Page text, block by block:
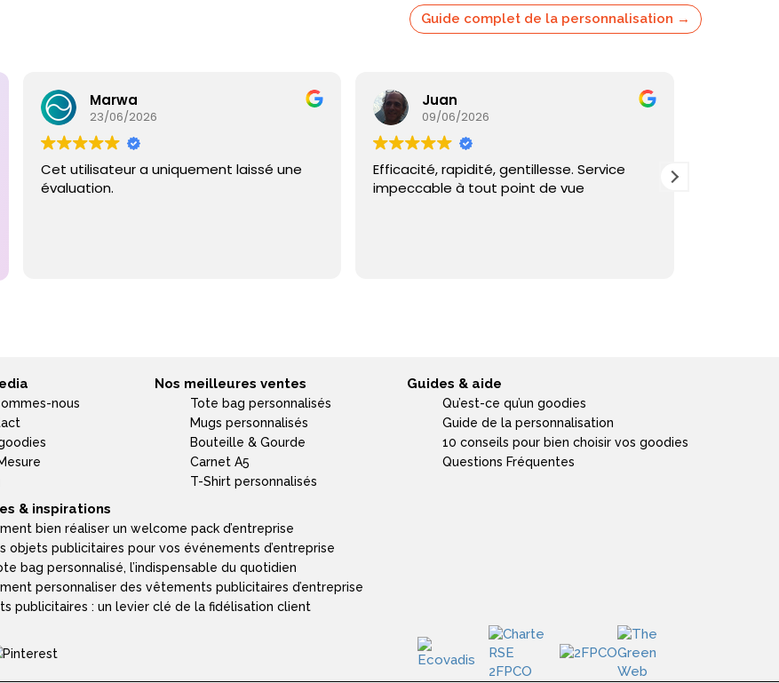
Guide complet de la personnalisation →
Marwa
23/06/2026
Cet utilisateur a uniquement laissé une
évaluation.
Juan
09/06/2026
Efficacité, rapidité, gentillesse. Service
impeccable à tout point de vue
nous
Nos meilleures ventes
Tote bag personnalisés
Mugs personnalisés
Bouteille & Gourde
Carnet A5
T-Shirt personnalisés
Guides & aide
Qu’est-ce qu’un goodies
Guide de la personnalisation
10 conseils pour bien choisir vos goodies
Questions Fréquentes
& inspirations
bien réaliser un welcome pack d’entreprise
objets publicitaires pour vos événements d’entreprise
bag personnalisé, l’indispensable du quotidien
personnaliser des vêtements publicitaires d’entreprise
publicitaires : un levier clé de la fidélisation client